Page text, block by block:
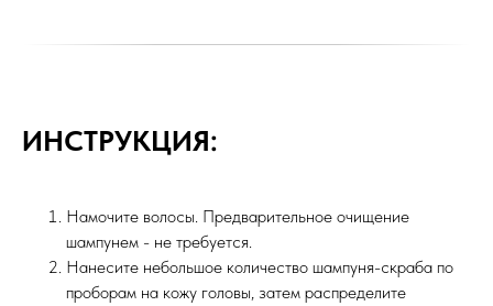
ИНСТРУКЦИЯ:
Намочите волосы. Предварительное очищение
шампунем - не требуется.
Нанесите небольшое количество шампуня-скраба по
проборам на кожу головы, затем распределите